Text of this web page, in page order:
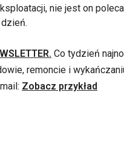
nie jest on
Co tydzień
remoncie i
Zobacz przykład